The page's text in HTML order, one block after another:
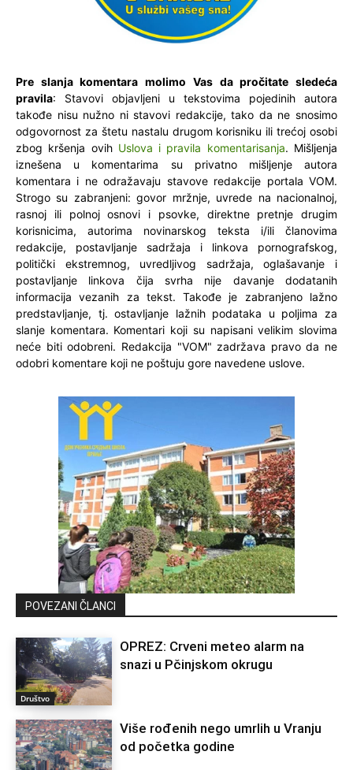
Pre slanja komentara molimo Vas da pročitate sledeća
pravila: Stavovi objavljeni u tekstovima pojedinih autora
takođe nisu nužno ni stavovi redakcije, tako da ne snosimo
odgovornost za štetu nastalu drugom korisniku ili trećoj osobi
zbog kršenja ovih Uslova i pravila komentarisanja. Mišljenja
iznešena u komentarima su privatno mišljenje autora
komentara i ne odražavaju stavove redakcije portala VOM.
Strogo su zabranjeni: govor mržnje, uvrede na nacionalnoj,
rasnoj ili polnoj osnovi i psovke, direktne pretnje drugim
korisnicima, autorima novinarskog teksta i/ili članovima
redakcije, postavljanje sadržaja i linkova pornografskog,
politički ekstremnog, uvredljivog sadržaja, oglašavanje i
postavljanje linkova čija svrha nije davanje dodatanih
informacija vezanih za tekst. Takođe je zabranjeno lažno
predstavljanje, tj. ostavljanje lažnih podataka u poljima za
slanje komentara. Komentari koji su napisani velikim slovima
neće biti odobreni. Redakcija "VOM" zadržava pravo da ne
odobri komentare koji ne poštuju gore navedene uslove.
POVEZANI ČLANCI
Društvo
OPREZ: Crveni meteo alarm na
snazi u Pčinjskom okrugu
Više rođenih nego umrlih u Vranju
od početka godine